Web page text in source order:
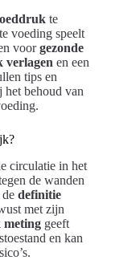
te
voeding speelt
voorgezonde
verlagen en een
tips en
het behoud van
circulatie in het
de wanden
definitie
met zijn
meting geeft
en kan